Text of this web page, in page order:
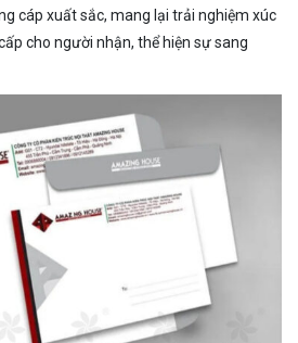
cáp xuất sắc, mang lại trải nghiệm xúc
cho người nhận, thể hiện sự sang